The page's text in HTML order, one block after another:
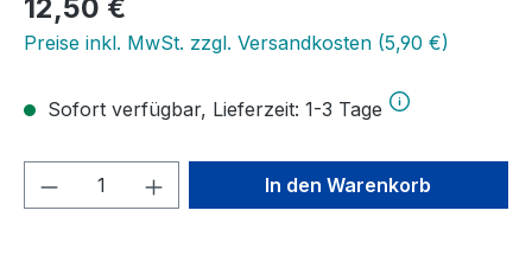
12,50 €
Preise inkl. MwSt. zzgl. Versandkosten (5,90 €)
Sofort verfügbar, Lieferzeit: 1-3 Tage
Produkt Anzahl: Gib denIn den Warenkorb